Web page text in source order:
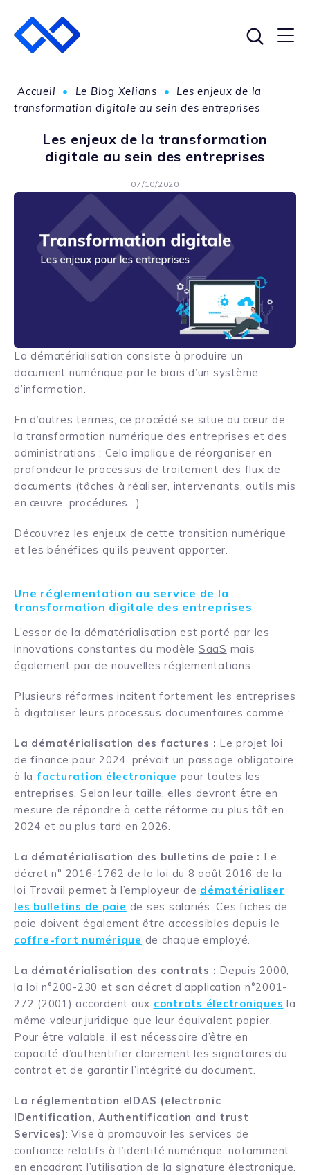
Accueil • Le Blog Xelians •
Les enjeux de la
transformation digitale au sein des entreprises
Les enjeux de la transformation
digitale au sein des entreprises
07/10/2020
La dématérialisation consiste à produire un
document numérique par le biais d’un système
d’information.
En d’autres termes, ce procédé se situe au cœur de
la transformation numérique des entreprises et des
administrations : Cela implique de réorganiser en
profondeur le processus de traitement des flux de
documents (tâches à réaliser, intervenants, outils mis
en œuvre, procédures…).
Découvrez les enjeux de cette transition numérique
et les bénéfices qu’ils peuvent apporter.
Une réglementation au service de la
transformation digitale des entreprises
L’essor de la dématérialisation est porté par les
innovations constantes du modèle SaaS mais
également par de nouvelles réglementations.
Plusieurs réformes incitent fortement les entreprises
à digitaliser leurs processus documentaires comme :
La dématérialisation des factures : Le projet loi
de finance pour 2024, prévoit un passage obligatoire
à la facturation électronique pour toutes les
entreprises. Selon leur taille, elles devront être en
mesure de répondre à cette réforme au plus tôt en
2024 et au plus tard en 2026.
La dématérialisation des bulletins de paie : Le
décret n° 2016-1762 de la loi du 8 août 2016 de la
loi Travail permet à l’employeur de dématérialiser
les bulletins de paie de ses salariés. Ces fiches de
paie doivent également être accessibles depuis le
coffre-fort numérique de chaque employé.
La dématérialisation des contrats : Depuis 2000,
la loi n°200-230 et son décret d’application n°2001-
272 (2001) accordent aux contrats électroniques la
même valeur juridique que leur équivalent papier.
Pour être valable, il est nécessaire d’être en
capacité d’authentifier clairement les signataires du
contrat et de garantir l’intégrité du document.
La réglementation eIDAS (electronic
IDentification, Authentification and trust
Services): Vise à promouvoir les services de
confiance relatifs à l’identité numérique, notamment
en encadrant l’utilisation de la signature électronique.